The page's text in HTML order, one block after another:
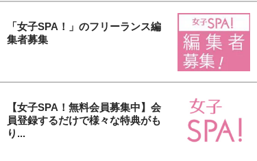
「女子SPA！」のフリーランス編
集者募集
【女子SPA！無料会員募集中】会
員登録するだけで様々な特典がも
り...